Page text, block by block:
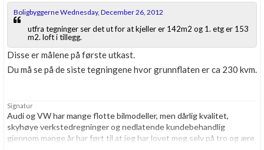
Kundeservice
Få svar på det du lurer på
Kom i gang med Boligmappa
Se din bolig? Klikk her
Få mer ut av Boligmappa
Boligbyggerne Wednesday, December 26, 2012
utfra tegninger ser det ut for at kjeller er 142m2 og 1. etg er 153
m2. loft i tillegg.
Disse er målene på første utkast.
Du må se på de siste tegningene hvor grunnflaten er ca 230 kvm.
Signatur
Audi og VW har mange flotte bilmodeller, men dårlig kvalitet,
skyhøye verkstedregninger og nedlatende kundebehandlig
gjennom mange år har ført til at jeg har lovet meg selv på tro og ære